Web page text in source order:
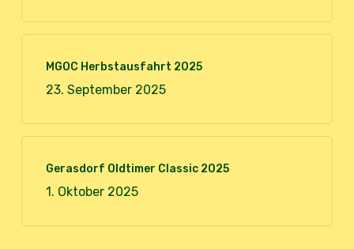
MGOC Herbstausfahrt 2025
23. September 2025
Gerasdorf Oldtimer Classic 2025
1. Oktober 2025